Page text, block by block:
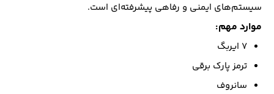
سیستم‌های ایمنی و رفاهی پیشرفته‌ای است.
موارد مهم:
۷ ایربگ
ترمز پارک برقی
سانروف